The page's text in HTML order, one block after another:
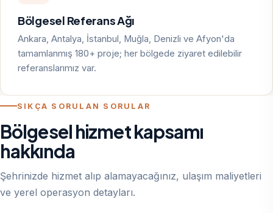
Bölgesel Referans Ağı
Ankara, Antalya, İstanbul, Muğla, Denizli ve Afyon'da
tamamlanmış 180+ proje; her bölgede ziyaret edilebilir
referanslarımız var.
SIKÇA SORULAN SORULAR
Bölgesel hizmet kapsamı
hakkında
Şehrinizde hizmet alıp alamayacağınız, ulaşım maliyetleri
ve yerel operasyon detayları.